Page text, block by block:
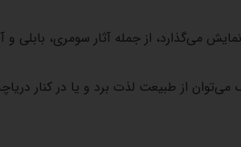
می‌گذارد، از جمله آثار سومری، بابلی و
از طبیعت لذت برد و یا در کنار